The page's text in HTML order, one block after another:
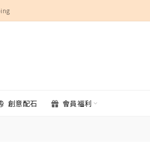
創意配石 會員福利